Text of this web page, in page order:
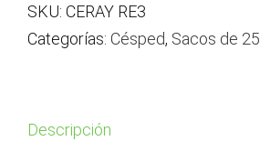
SKU: CERAY RE3
Categorías: Césped, Sacos de
Descripción